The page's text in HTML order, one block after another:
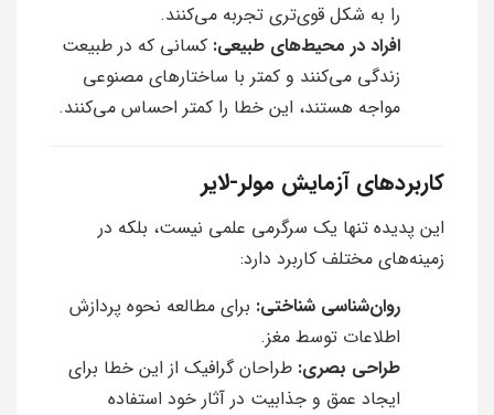
را به شکل قوی‌تری تجربه می‌کنند.
افراد در محیط‌های طبیعی: کسانی که در طبیعت
زندگی می‌کنند و کمتر با ساختارهای مصنوعی
مواجه هستند، این خطا را کمتر احساس می‌کنند.
کاربردهای آزمایش مولر-لایر
این پدیده تنها یک سرگرمی علمی نیست، بلکه در
زمینه‌های مختلف کاربرد دارد:
روان‌شناسی شناختی: برای مطالعه نحوه پردازش
اطلاعات توسط مغز.
طراحی بصری: طراحان گرافیک از این خطا برای
ایجاد عمق و جذابیت در آثار خود استفاده